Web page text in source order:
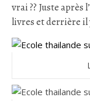
vrai ?? Juste
livres et derrière il